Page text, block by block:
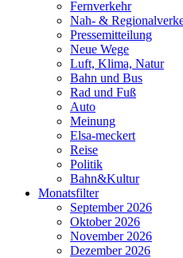
Fernverkehr
Nah- &
Pressemitteilung
Neue Wege
Luft, Klima, Natur
Bahn und Bus
Rad und Fuß
Auto
Meinung
Elsa-meckert
Reise
Politik
Bahn&Kultur
Monatsfilter
September 2026
Oktober 2026
November 2026
Dezember 2026